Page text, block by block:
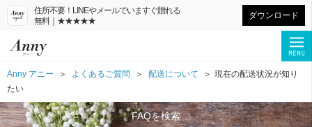
住所不要！LINEやメールでいますぐ贈れる
無料｜★★★★★
ダウンロード
Anny アニー よくあるご質問 配送について
現在の配送状況が知り
たい
FAQを検索